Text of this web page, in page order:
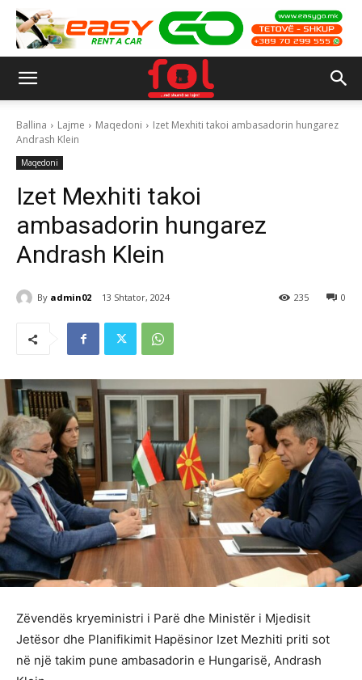
Ballina Lajme Maqedoni
Izet Mexhiti takoi ambasadorin hungarez
Andrash Klein
Maqedoni
Izet Mexhiti takoi
ambasadorin hungarez
Andrash Klein
By admin02 13 Shtator, 2024 0
235
Zëvendës kryeministri i Parë dhe Ministër i Mjedisit
Jetësor dhe Planifikimit Hapësinor Izet Mezhiti priti sot
në një takim pune ambasadorin e Hungarisë, Andrash